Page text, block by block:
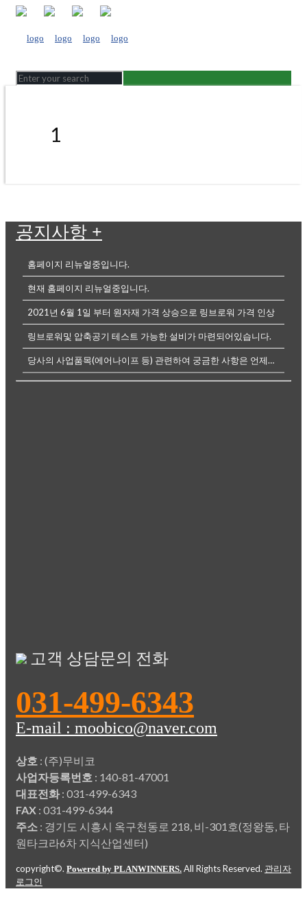
1
공지사항 +
홈페이지 리뉴얼중입니다.
현재 홈페이지 리뉴얼중입니다.
2021년 6월 1일 부터 원자재 가격 상승으로 링브로워 가격 인상
링브로워및 압축공기 테스트 가능한 설비가 마련되어있습니다.
당사의 사업품목(에어나이프 등) 관련하여 궁금한 사항은 언제든전화나, 메...
고객 상담문의 전화
031-499-6343
E-mail : moobico@naver.com
상호 : (주)무비코
사업자등록번호 : 140-81-47001
대표전화: 031-499-6343
FAX : 031-499-6344
주소 : 경기도 시흥시 옥구천동로 218, 비-301호(정왕동, 타
원타크라6차 지식산업센터)
copyright©. Powered by PLANWINNERS. All Rights Reserved. 관리자
로그인